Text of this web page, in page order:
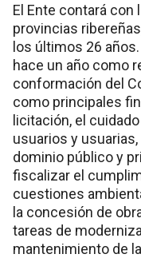
El Ente contará con
provincias
los últimos 26
hace un año como
conformación del
como principales
licitación, el
usuarios y
dominio público y
fiscalizar el
cuestiones
la concesión de
tareas de
mantenimiento de